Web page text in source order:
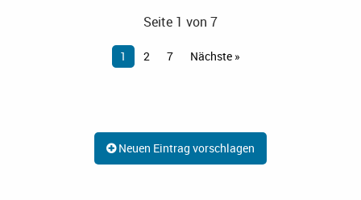
Seite 1 von 7
1 2 7 Nächste »
Neuen Eintrag vorschlagen